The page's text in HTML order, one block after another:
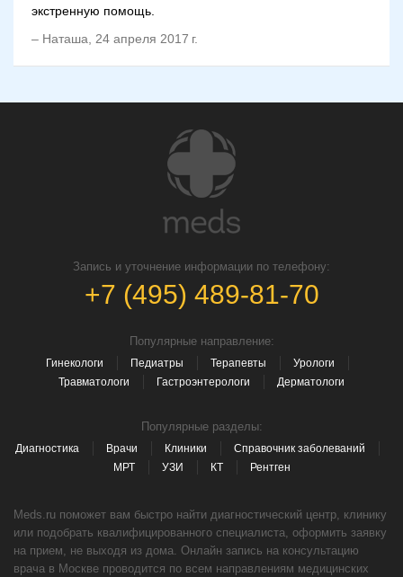
экстренную помощь.
– Наташа 24 апреля 2017 г.
Запись и уточнение информации по телефону:
+7 (495) 489-81-70
Популярные направление:
Гинекологи Педиатры Терапевты
Урологи
Травматологи
Гастроэнтерологи Дерматологи
Популярные разделы:
Диагностика Врачи Клиники
Справочник заболеваний
МРТ
УЗИ КТ Рентген
Meds.ru поможет вам быстро найти диагностический центр, клинику
или подобрать квалифицированного специалиста, оформить заявку
на прием, не выходя из дома. Онлайн запись на консультацию
врача в Москве проводится по всем направлениям медицинских